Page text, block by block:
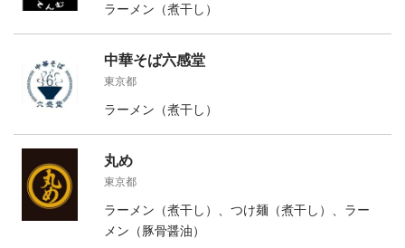
ラーメン（煮干し）
中華そば六感堂
東京都
ラーメン（煮干し）
丸め
東京都
ラーメン（煮干し）、つけ麺（煮干し）、ラー
メン（豚骨醤油）